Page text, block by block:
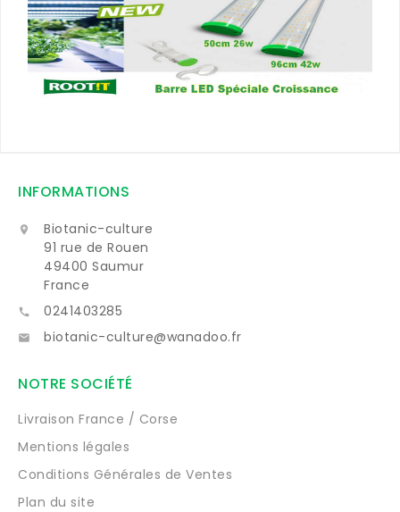
INFORMATIONS

Biotanic-culture
91 rue de Rouen
49400 Saumur
France
 0241403285
 biotanic-culture@wanadoo.fr
NOTRE SOCIÉTÉ
Livraison France / Corse
Mentions légales
Conditions Générales de Ventes
Plan du site